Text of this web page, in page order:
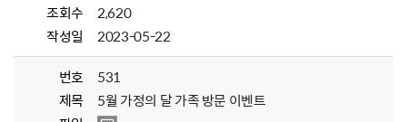
조회수
2,620
작성일
2023-05-22
번호
531
제목
5월 가정의 달 가족 방문 이벤트